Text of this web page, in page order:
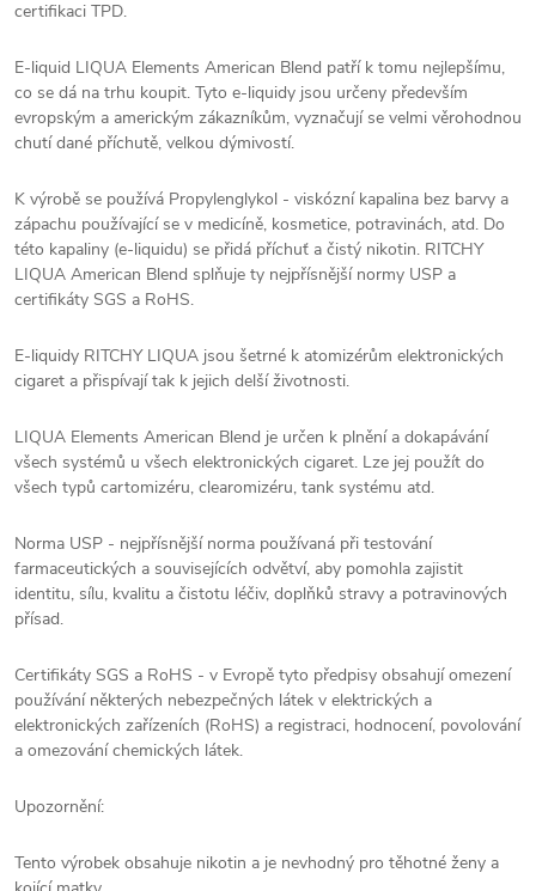
certifikaci TPD.
E-liquid LIQUA Elements American Blend patří k tomu nejlepšímu,
co se dá na trhu koupit. Tyto e-liquidy jsou určeny především
evropským a americkým zákazníkům, vyznačují se velmi věrohodnou
chutí dané příchutě, velkou dýmivostí.
K výrobě se používá Propylenglykol - viskózní kapalina bez barvy a
zápachu používající se v medicíně, kosmetice, potravinách, atd. Do
této kapaliny (e-liquidu) se přidá příchuť a čistý nikotin. RITCHY
LIQUA American Blend splňuje ty nejpřísnější normy USP a
certifikáty SGS a RoHS.
E-liquidy RITCHY LIQUA jsou šetrné k atomizérům elektronických
cigaret a přispívají tak k jejich delší životnosti.
LIQUA Elements American Blend je určen k plnění a dokapávání
všech systémů u všech elektronických cigaret. Lze jej použít do
všech typů cartomizéru, clearomizéru, tank systému atd.
Norma USP - nejpřísnější norma používaná při testování
farmaceutických a souvisejících odvětví, aby pomohla zajistit
identitu, sílu, kvalitu a čistotu léčiv, doplňků stravy a potravinových
přísad.
Certifikáty SGS a RoHS - v Evropě tyto předpisy obsahují omezení
používání některých nebezpečných látek v elektrických a
elektronických zařízeních (RoHS) a registraci, hodnocení, povolování
a omezování chemických látek.
Upozornění:
Tento výrobek obsahuje nikotin a je nevhodný pro těhotné ženy a